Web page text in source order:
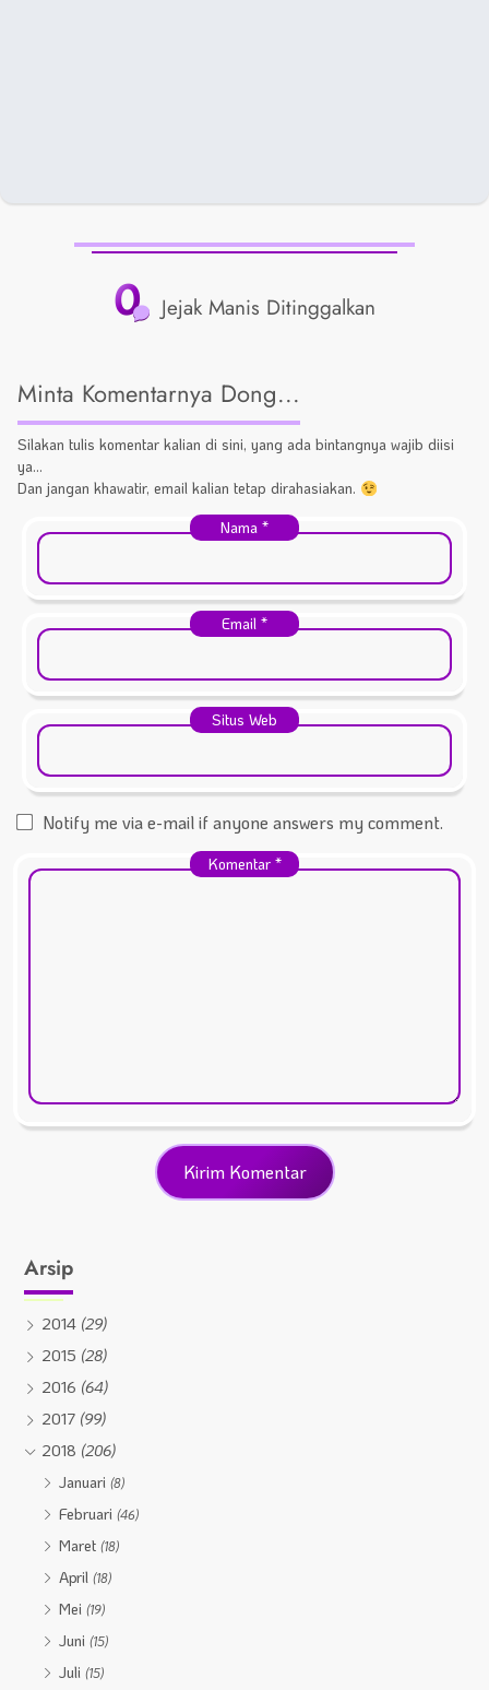
0 Jejak Manis Ditinggalkan
Minta Komentarnya Dong...
Silakan tulis komentar kalian di sini, yang ada bintangnya wajib diisi
ya...
Dan jangan khawatir, email kalian tetap dirahasiakan.
Nama *
Email *
Situs Web
Notify me via e-mail if anyone answers my comment.
Komentar *
Arsip
2014 (29)
2015 (28)
2016 (64)
2017 (99)
2018 (206)
Januari(8)
Februari(46)
Maret(18)
April(18)
Mei(19)
Juni(15)
Juli(15)